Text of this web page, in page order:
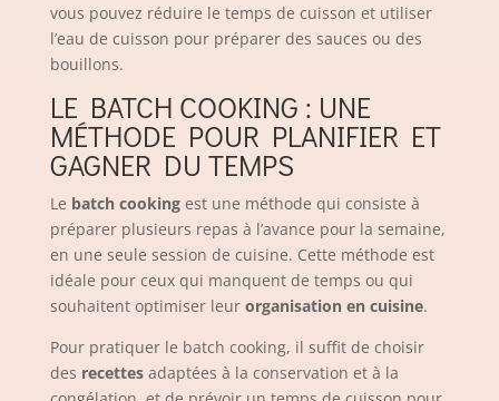
vous pouvez réduire le temps de cuisson et utiliser
l’eau de cuisson pour préparer des sauces ou des
bouillons.
LE BATCH COOKING : UNE
MÉTHODE POUR PLANIFIER ET
GAGNER DU TEMPS
Le batch cookingest une méthode qui consiste à
préparer plusieurs repas à l’avance pour la semaine,
en une seule session de cuisine. Cette méthode est
idéale pour ceux qui manquent de temps ou qui
souhaitent optimiser leur organisation en cuisine.
Pour pratiquer le batch cooking, il suffit de choisir
des recettesadaptées à la conservation et à la